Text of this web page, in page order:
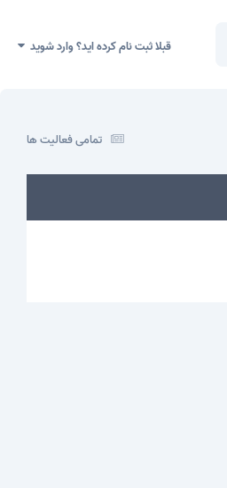
قبلا ثبت نام کرده اید؟ وارد شوید
تمامی فعالیت ها